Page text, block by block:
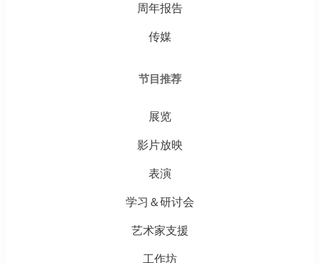
周年报告
传媒
节目推荐
展览
影片放映
表演
学习＆研讨会
艺术家支援
工作坊